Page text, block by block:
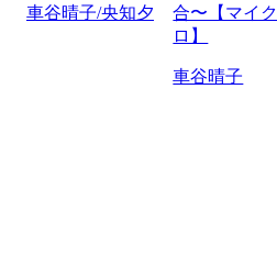
車谷晴子/央知夕
合〜【マイク
ロ】
車谷晴子